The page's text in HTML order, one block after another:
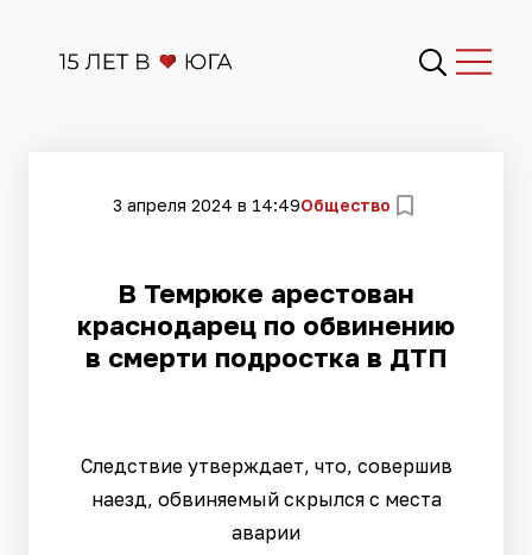
3 апреля 2024 в 14:49Общество
В Темрюке арестован
краснодарец по обвинению
в смерти подростка в ДТП
Следствие утверждает, что, совершив
наезд, обвиняемый скрылся с места
аварии